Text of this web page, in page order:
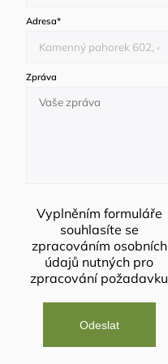
Adresa*
Zpráva
Vyplněním formuláře
souhlasíte se
zpracováním osobních
údajů nutných pro
zpracování požadavku